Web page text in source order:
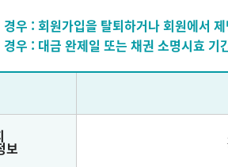
우 : 회원가입을 탈퇴하거나 회원에서
우 : 대금 완제일 또는 채권 소명시효 기
보